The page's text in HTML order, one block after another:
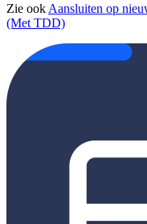
Zie ook Aansluiten op
(Met TDD)